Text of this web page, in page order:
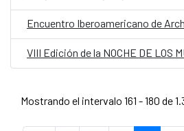
VIII Edición de la NOCHE DE LOS
Mostrando el intervalo 161 - 180 de